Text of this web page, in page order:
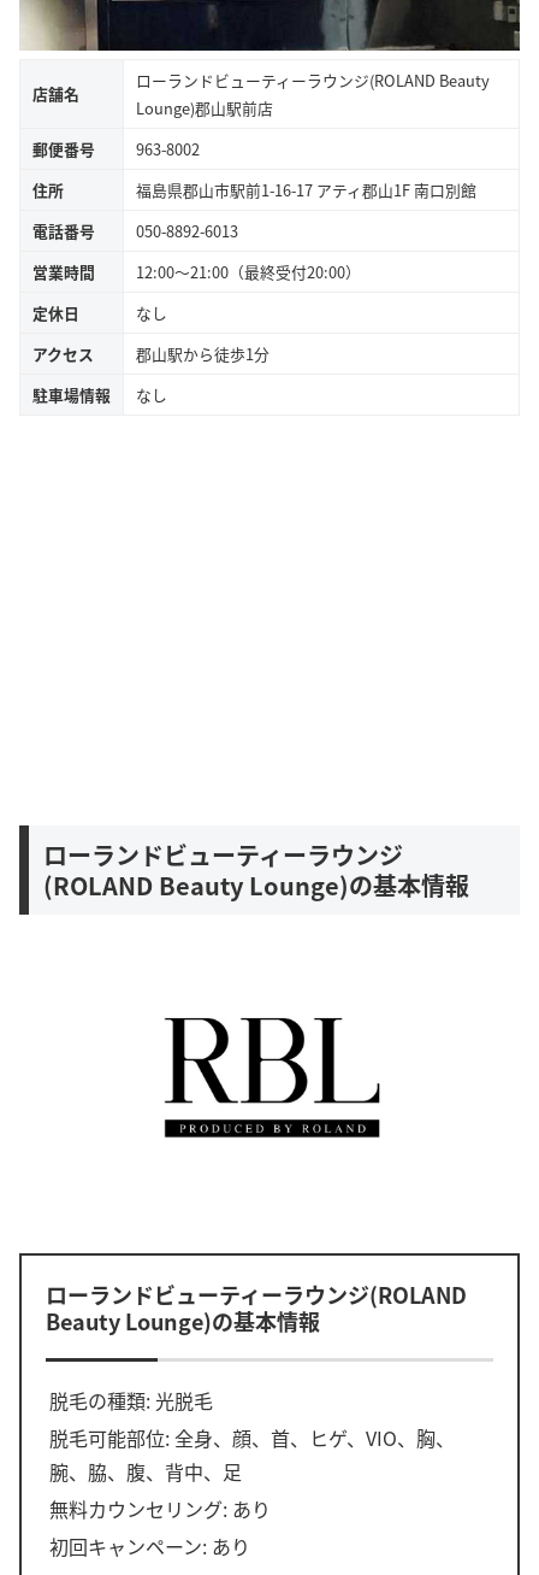
店舗名
ローランドビューティーラウンジ(ROLAND Beauty
Lounge)郡山駅前店
郵便番号
963-8002
住所
福島県郡山市駅前1-16-17 アティ郡山1F 南口別館
電話番号
050-8892-6013
営業時間
12:00～21:00（最終受付20:00）
定休日
なし
アクセス
郡山駅から徒歩1分
駐車場情報
なし
ローランドビューティーラウンジ
(ROLAND Beauty Lounge)の基本情報
ローランドビューティーラウンジ(ROLAND
Beauty Lounge)の基本情報
脱毛の種類: 光脱毛
脱毛可能部位: 全身、顔、首、ヒゲ、VIO、胸、
腕、脇、腹、背中、足
無料カウンセリング: あり
初回キャンペーン: あり